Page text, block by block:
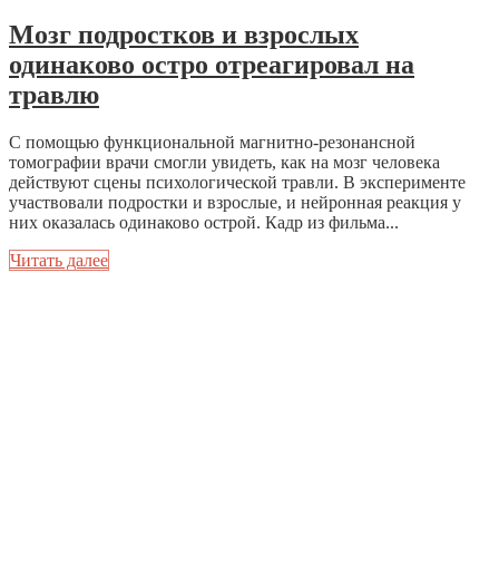
Мозг подростков и взрослых
одинаково остро отреагировал на
травлю
С помощью функциональной магнитно-резонансной
томографии врачи смогли увидеть, как на мозг человека
действуют сцены психологической травли. В эксперименте
участвовали подростки и взрослые, и нейронная реакция у
них оказалась одинаково острой. Кадр из фильма...
Читать далее